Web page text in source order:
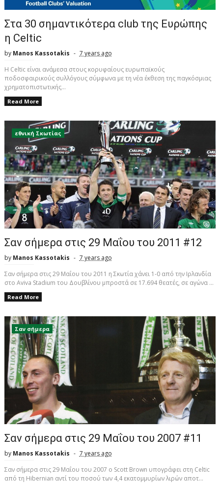
Στα 30 σημαντικότερα club της Eυρώπης
η Celtic
by Manos Kassotakis
7 years ago
Η Celtic είναι ανάμεσα στους κορυφαίους ευρωπαϊκούς
ποδοσφαιρικούς συλλόγους σύμφωνα με τη νέα έκθεση της παγκόσμιας
χρηματοπιστωτικής...
Read More
εθνική Σκωτίας
Σαν σήμερα στις 29 Μαΐου του 2011 #12
by Manos Kassotakis
7 years ago
Σαν σήμερα στις 29 Μαΐου του 2011 η Σκωτία χάνει 1-0 από την Ιρλανδία
στο Aviva Stadium του Δουβλίνου μπροστά σε 17.694 θεατές, σε αγώνα ...
Read More
Σαν σήμερα
Σαν σήμερα στις 29 Μαΐου του 2007 #11
by Manos Kassotakis
7 years ago
Σαν σήμερα στις 29 Μαΐου του 2007 ο Scott Brown υπογράφει στη Celtic
από τη Hibernian αντί του ποσού των 4,4 εκατομμυρίων λιρών αποτ...